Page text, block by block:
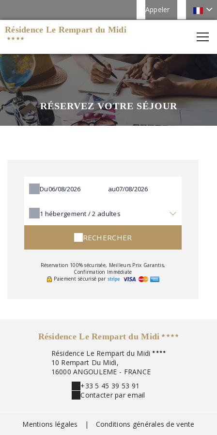
Appeler
Résidence Le Rempart du Midi
RÉSERVEZ VOTRE SÉJOUR
Du au
1 hébergement /2 adultes
RECHERCHER
Réservation 100% sécurisée, Meilleurs Prix Garantis,
Confirmation Immédiate
Paiement sécurisé par
Résidence Le Rempart du Midi
Résidence Le Rempart du Midi
10 Rempart Du Midi,
16000 ANGOULEME - FRANCE
+33 5 45 39 53 91
Contacter par email
Mentions légales | Conditions générales de vente